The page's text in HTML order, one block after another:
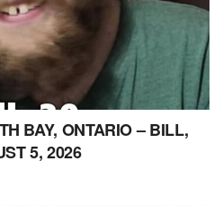
BAY, ONTARIO – BILL,
5, 2026